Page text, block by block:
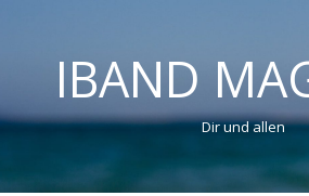
IBAND
Dir und allen